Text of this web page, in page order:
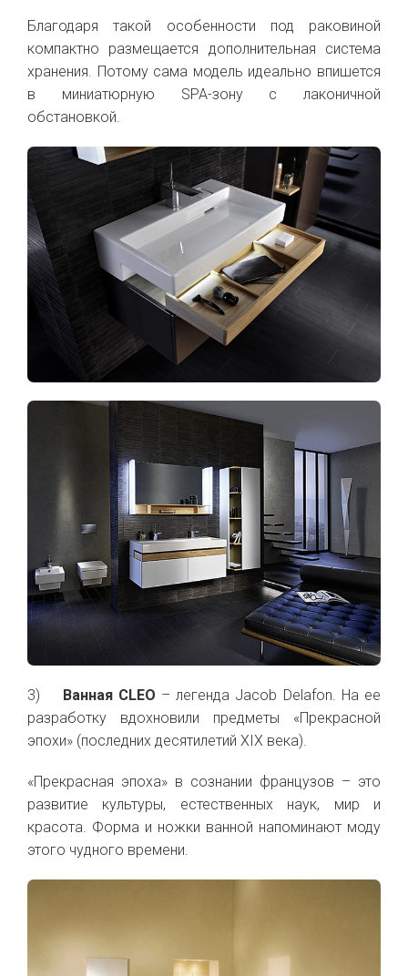
Благодаря такой особенности под раковиной
компактно размещается дополнительная система
хранения. Потому сама модель идеально впишется
в миниатюрную SPA-зону с лаконичной
обстановкой.
3) Ванная CLEO – легенда Jacob Delafon. На ее
разработку вдохновили предметы «Прекрасной
эпохи» (последних десятилетий XIX века).
«Прекрасная эпоха» в сознании французов – это
развитие культуры, естественных наук, мир и
красота. Форма и ножки ванной напоминают моду
этого чудного времени.